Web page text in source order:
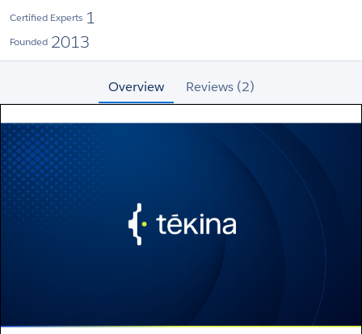
Certified Experts 1
Founded 2013
Overview Reviews (2)